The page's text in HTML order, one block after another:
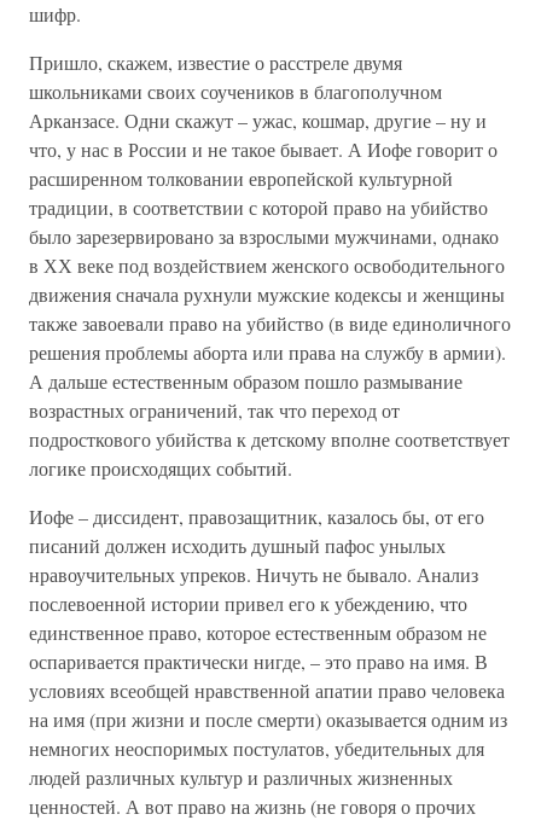
шифр.
Пришло, скажем, известие о расстреле двумя
школьниками своих соучеников в благополучном
Арканзасе. Одни скажут – ужас, кошмар, другие – ну и
что, у нас в России и не такое бывает. А Иофе говорит о
расширенном толковании европейской культурной
традиции, в соответствии с которой право на убийство
было зарезервировано за взрослыми мужчинами, однако
в ХХ веке под воздействием женского освободительного
движения сначала рухнули мужские кодексы и женщины
также завоевали право на убийство (в виде единоличного
решения проблемы аборта или права на службу в армии).
А дальше естественным образом пошло размывание
возрастных ограничений, так что переход от
подросткового убийства к детскому вполне соответствует
логике происходящих событий.
Иофе – диссидент, правозащитник, казалось бы, от его
писаний должен исходить душный пафос унылых
нравоучительных упреков. Ничуть не бывало. Анализ
послевоенной истории привел его к убеждению, что
единственное право, которое естественным образом не
оспаривается практически нигде, – это право на имя. В
условиях всеобщей нравственной апатии право человека
на имя (при жизни и после смерти) оказывается одним из
немногих неоспоримых постулатов, убедительных для
людей различных культур и различных жизненных
ценностей. А вот право на жизнь (не говоря о прочих